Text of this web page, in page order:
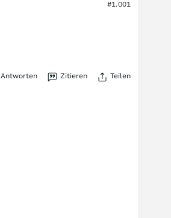
#1.001
Antworten Zitieren Teilen